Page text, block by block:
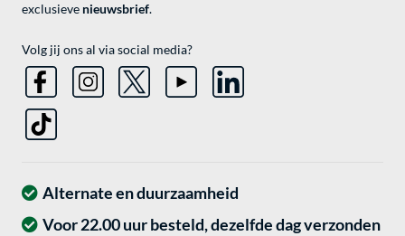
exclusieve nieuwsbrief.
Volg jij ons al via social media?
Alternate en duurzaamheid
Voor 22.00 uur besteld, dezelfde dag verzonden